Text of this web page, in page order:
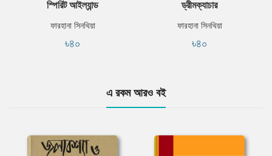
স্পিরিট আইল্যান্ড
ফারহানা সিনথিয়া
৳৪০
ড্রীমক্যাচার
ফারহানা সিনথিয়া
৳৪০
এ রকম আরও বই